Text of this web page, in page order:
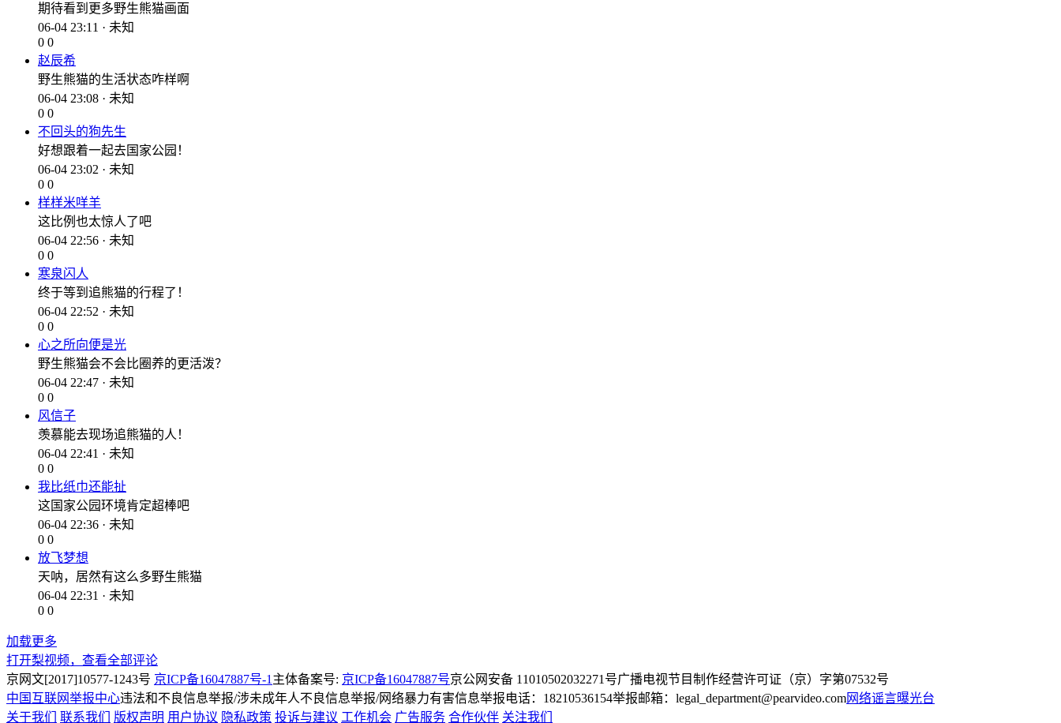
期待看到更多野生熊猫画面
06-04 23:11 · 未知
0 0
赵辰希
野生熊猫的生活状态咋样啊
06-04 23:08 · 未知
0 0
不回头的狗先生
好想跟着一起去国家公园！
06-04 23:02 · 未知
0 0
样样米咩羊
这比例也太惊人了吧
06-04 22:56 · 未知
0 0
寒泉闪人
终于等到追熊猫的行程了！
06-04 22:52 · 未知
0 0
心之所向便是光
野生熊猫会不会比圈养的更活泼？
06-04 22:47 · 未知
0 0
风信子
羡慕能去现场追熊猫的人！
06-04 22:41 · 未知
0 0
我比纸巾还能扯
这国家公园环境肯定超棒吧
06-04 22:36 · 未知
0 0
放飞梦想
天呐，居然有这么多野生熊猫
06-04 22:31 · 未知
0 0
加载更多
打开梨视频，查看全部评论
京网文[2017]10577-1243号 京ICP备16047887号-1 主体备案号: 京ICP备16047887号京公网安备 11010502032271号广播电视节目制作经营许可证（京）字第07532号
中国互联网举报中心违法和不良信息举报/涉未成年人不良信息举报/网络暴力有害信息举报电话：18210536154举报邮箱：legal_department@pearvideo.com网络谣言曝光台
关于我们
联系我们 版权声明 用户协议 隐私政策 投诉与建议 工作机会 广告服务 合作伙伴 关注我们